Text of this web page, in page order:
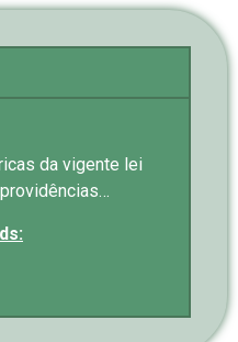
da vigente lei